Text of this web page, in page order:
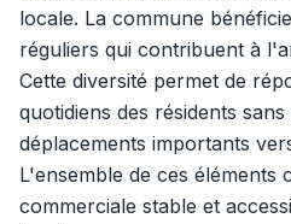
locale. La commune
réguliers qui contribuent à
Cette diversité permet de
quotidiens des résidents
déplacements importants
L'ensemble de ces éléments
commerciale stable et